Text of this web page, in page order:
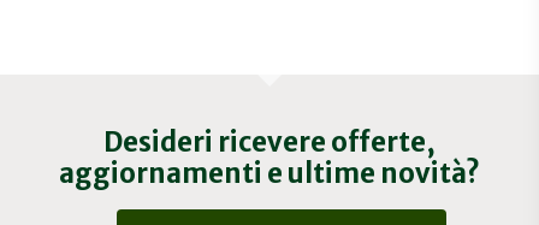
Desideri ricevere offerte,
aggiornamenti e ultime novità?